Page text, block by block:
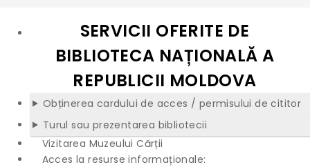
SERVICII OFERITE DE
BIBLIOTECA NAȚIONALĂ A
REPUBLICII MOLDOVA
Obținerea cardului de acces / permisului de cititor
Turul sau prezentarea bibliotecii
Vizitarea Muzeului Cărții
Acces la resurse informaționale: